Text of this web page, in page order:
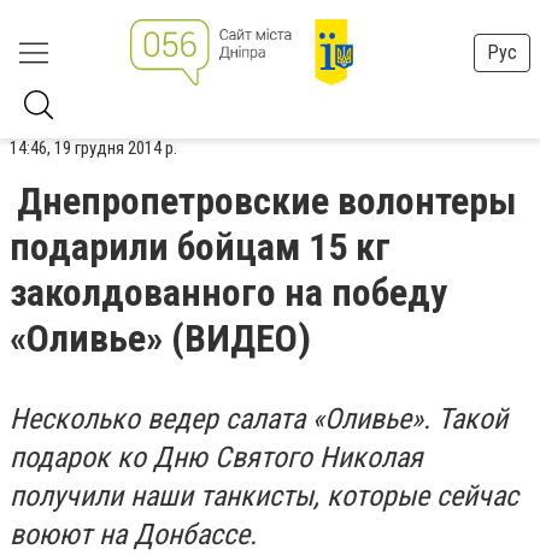
Рус
14:46, 19 грудня 2014 р.
Днепропетровские волонтеры
подарили бойцам 15 кг
заколдованного на победу
«Оливье» (ВИДЕО)
Несколько ведер салата «Оливье». Такой
подарок ко Дню Святого Николая
получили наши танкисты, которые сейчас
воюют на Донбассе.